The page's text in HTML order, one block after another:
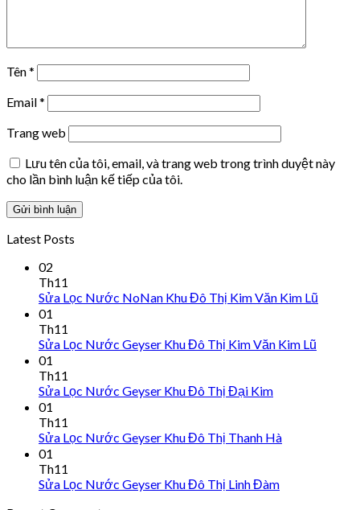
Tên*
Email*
Trang web
Lưu tên của tôi, email, và trang web trong trình duyệt này
cho lần bình luận kế tiếp của tôi.
Latest Posts
02
Th11
Sửa Lọc Nước NoNan Khu Đô Thị Kim Văn Kim Lũ
01
Th11
Sửa Lọc Nước Geyser Khu Đô Thị Kim Văn Kim Lũ
01
Th11
Sửa Lọc Nước Geyser Khu Đô Thị Đại Kim
01
Th11
Sửa Lọc Nước Geyser Khu Đô Thị Thanh Hà
01
Th11
Sửa Lọc Nước Geyser Khu Đô Thị Linh Đàm